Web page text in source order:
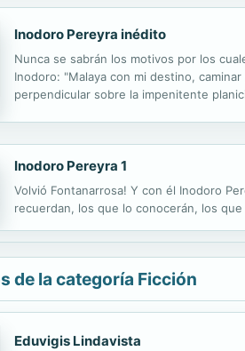
Inodoro Pereyra inédito
Nunca se sabrán los motivos por los
Inodoro: "Malaya con mi destino,
perpendicular sobre la impenitente
Inodoro Pereyra 1
Volvió Fontanarrosa! Y con él Inodoro
recuerdan, los que lo conocerán, los
de la categoría Ficción
Eduvigis Lindavista